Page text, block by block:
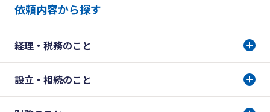
依頼内容から探す
経理・税務のこと
設立・相続のこと